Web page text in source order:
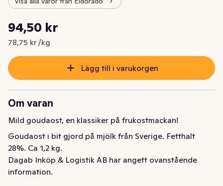
Nuvarande pris är: 94,50 kr
94,50 kr
78,75 kr /kg
Styckpris: 78,75 kr /kg
Lägg till i varukorgen
Om varan
Mild goudaost, en klassiker på frukostmackan!
Goudaost i bit gjord på mjölk från Sverige. Fetthalt
28%. Ca 1,2 kg.
Dagab Inköp & Logistik AB har angett ovanstående
information.